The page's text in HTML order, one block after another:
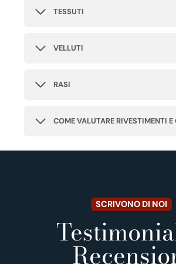
TESSUTI
VELLUTI
RASI
COME VALUTARE RIVESTIMENTI E
SCRIVONO DI NOI